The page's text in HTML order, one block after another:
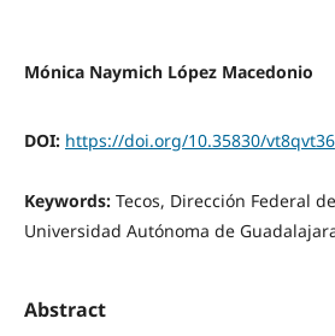
Mónica Naymich López Macedonio
DOI: https://doi.org/10.35830/vt8qvt36
Keywords: Tecos, Dirección Federal
Universidad Autónoma de
Abstract